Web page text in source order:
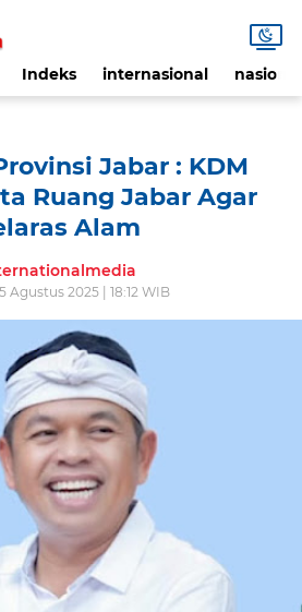
Indeks internasional nasional
Jabar : KDM
Ruang Jabar Agar
Alam
Agustus 2025 | 18:12 WIB